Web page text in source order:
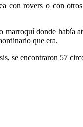
con rovers o con
marroquí donde
que era.
se encontraron 57